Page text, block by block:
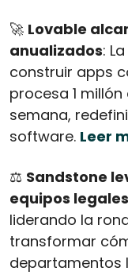
🚀 Lovable
anualizados:
construir apps
procesa 1
semana,
software. Leer
⚖️ Sandstone
equipos legales
liderando la
transformar
departamentos